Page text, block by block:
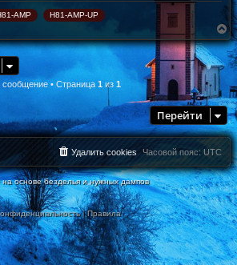
AMP H81-AMP-UP
В
е
р
н
т
ь
с
я
к
н
ч
а
л
у
сообщение • Страница 1из 1
Перейти
Часовой пояс: UTC
Удалить cookies
основе безделья и нужных дампов
|Правила